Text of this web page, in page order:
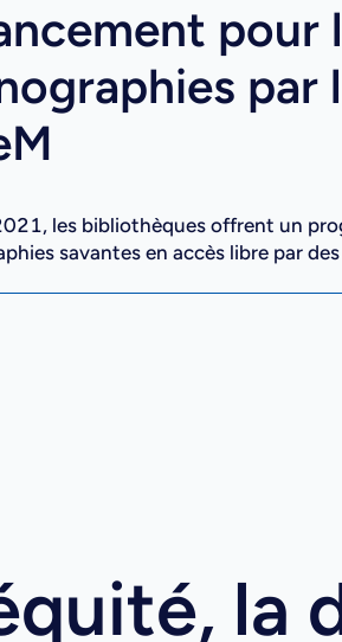
pour
par
les bibliothèques offrent un
savantes en accès libre par
la